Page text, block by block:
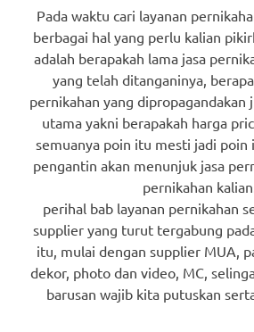
Pada waktu cari layanan
berbagai hal yang perlu kalian
adalah berapakah lama jasa
yang telah ditanganinya,
pernikahan yang dipropagandakan
utama yakni berapakah harga
semuanya poin itu mesti jadi poin
pengantin akan menunjuk jasa
pernikahan
perihal bab layanan pernikahan
supplier yang turut tergabung
itu, mulai dengan supplier MUA,
dekor, photo dan video, MC,
barusan wajib kita putuskan